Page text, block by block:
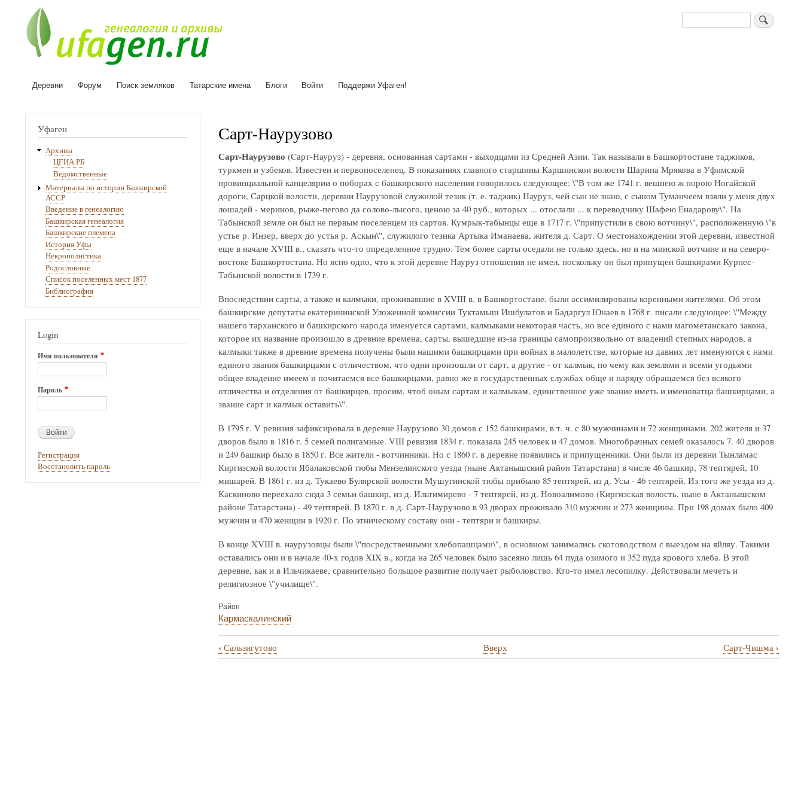
Поиск
Основная
Деревни Форум Поиск земляков Татарские имена Блоги Войти Поддержи Уфаген!
Сарт-Наурузово
Сарт-Наурузово (Cарт-Науруз) - деревня, основанная сартами - выходцами из Средней Азии. Так называли в Башкортостане таджиков,
туркмен и узбеков. Известен и первопоселенец. В показаниях главного старшины Каршинскои волости Шарипа Мрякова в Уфимской
провинциальной канцелярии о поборах с башкирского населения говорилось следующее: \"В том же 1741 г. вешнею ж порою Ногайской
дороги, Сарцкой волости, деревни Наурузовой служилой тезик (т. е. таджик) Науруз, чей сын не знаю, с сыном Туманчеем взяли у меня двух
лошадей - меринов, рыже-пегово да солово-лысого, ценою за 40 руб., которых ... отослали ... к переводчику Шафею Енадарову\". На
Табынской земле он был не первым поселенцем из сартов. Кумрык-табынцы еще в 1717 г. \"припустили в свою вотчину\", расположенную \"в
устье р. Инзер, вверх до устья р. Аскын\", служилого тезика Артыка Иманаева, жителя д. Сарт. О местонахождении этой деревни, известной
еще в начале XVIII в., сказать что-то определенное трудно. Тем более сарты оседали не только здесь, но и на минской вотчине и на северо-
востоке Башкортостана. Но ясно одно, что к этой деревне Науруз отношения не имел, поскольку он был припущен башкирами Курпес-
Табынской волости в 1739 г.
Впоследствии сарты, а также и калмыки, проживавшие в XVIII в. в Башкортостане, были ассимилированы коренными жителями. Об этом
башкирские депутаты екатерининской Уложенной комиссии Туктамыш Ишбулатов и Бадаргул Юнаев в 1768 г. писали следующее: \"Между
нашего тарханского и башкирского народа именуется сартами, калмыками некоторая часть, но все единого с нами магометанскаго закона,
которое их название произошло в древние времена, сарты, вышедшие из-за границы самопроизвольно от владений степных народов, а
калмыки также в древние времена получены были нашими башкирцами при войнах в малолетстве, которые из давних лет именуются с нами
единого звания башкирцами с отличеством, что одни произошли от сарт, а другие - от калмык, по чему как землями и всеми угодьями
общее владение имеем и почитаемся все башкирцами, равно же в государственных службах обще и наряду обращаемся без всякого
отличества и отделения от башкирцев, просим, чтоб оным сартам и калмыкам, единственное уже звание иметь и именоватца башкирцами, а
звание сарт и калмык оставить\".
В 1795 г. V ревизия зафиксировала в деревне Наурузово 30 домов с 152 башкирами, в т. ч. с 80 мужчинами и 72 женщинами. 202 жителя и 37
дворов было в 1816 г. 5 семей полигамные. VIII ревизия 1834 г. показала 245 человек и 47 домов. Многобрачных семей оказалось 7. 40 дворов
и 249 башкир было в 1850 г. Все жители - вотчинники. Но с 1860 г. в деревне появились и припущенники. Они были из деревни Тынламас
Киргизской волости Ябалаковской тюбы Мензелинского уезда (ныне Актанышский район Татарстана) в числе 46 башкир, 78 тептярей, 10
мишарей. В 1861 г. из д. Тукаево Булярской волости Мушугинской тюбы прибыло 85 тептярей, из д. Усы - 46 тептярей. Из того же уезда из д.
Каскиново переехало сюда 3 семьи башкир, из д. Ильтимирево - 7 тептярей, из д. Новоалимово (Киргизская волость, ныне в Актанышском
районе Татарстана) - 49 тептярей. В 1870 г. в д. Сарт-Наурузово в 93 дворах проживало 310 мужчин и 273 женщины. При 198 домах было 409
мужчин и 470 женщин в 1920 г. По этническому составу они - тептяри и башкиры.
В конце XVIII в. наурузовцы были \"посредственными хлебопашцами\", в основном занимались скотоводством с выездом на яйляу. Такими
оставались они и в начале 40-х годов XIX в., когда на 265 человек было засеяно лишь 64 пуда озимого и 352 пуда ярового хлеба. В этой
деревне, как и в Ильчикаеве, сравнительно большое развитие получает рыболовство. Кто-то имел лесопилку. Действовали мечеть и
религиозное \"училище\".
Район
Кармаскалинский
Перекрёстные
‹Сальзигутово Вверх Сарт-Чишма ›
Уфаген
Архивы
ЦГИА РБ
Ведомственные
Материалы по истории Башкирской
АССР
Введение в генеалогию
Башкирская генеалогия
Башкирские племена
История Уфы
Некрополистика
Родословные
Список поселенных мест 1877
Библиография
Login
Имя пользователя
Пароль
Регистрация
Восстановить пароль